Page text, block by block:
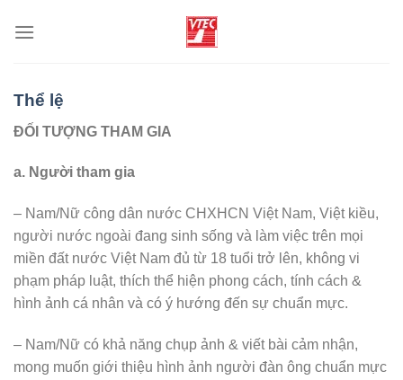
đến
Thể lệ
ĐỐI TƯỢNG THAM GIA
a. Người tham gia
– Nam/Nữ công dân nước CHXHCN Việt Nam, Việt kiều,
người nước ngoài đang sinh sống và làm việc trên mọi
miền đất nước Việt Nam đủ từ 18 tuổi trở lên, không vi
phạm pháp luật, thích thể hiện phong cách, tính cách &
hình ảnh cá nhân và có ý hướng đến sự chuẩn mực.
– Nam/Nữ có khả năng chụp ảnh & viết bài cảm nhận,
mong muốn giới thiệu hình ảnh người đàn ông chuẩn mực